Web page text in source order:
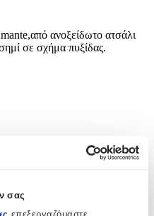
σας
ανοξείδωτο ατσάλι
σε σχήμα πυξίδας.